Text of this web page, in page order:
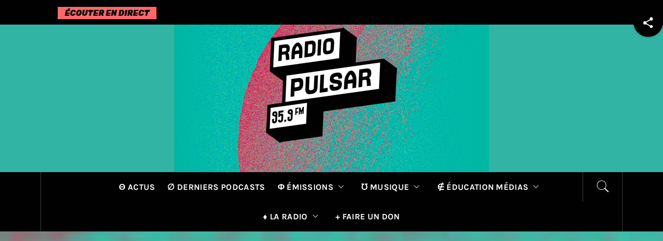
Θ ACTUS ∅ DERNIERS PODCASTS Φ ÉMISSIONS ℧ MUSIQUE ∉ ÉDUCATION MÉDIAS
♦ LA RADIO + FAIRE UN DON